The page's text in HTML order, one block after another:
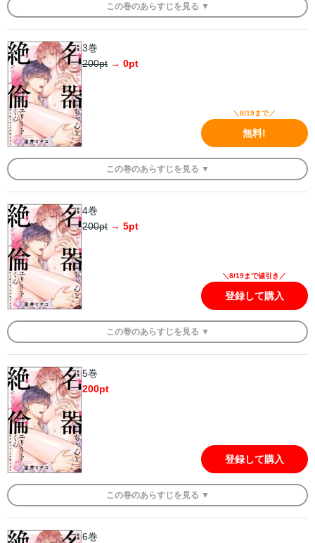
この巻のあらすじを 見る ▼
3巻
200pt → 0pt
＼8/19まで／
無料!
この巻のあらすじを 見る ▼
4巻
200pt → 5pt
＼8/19まで値引き／
登録して購入
この巻のあらすじを 見る ▼
5巻
200pt
登録して購入
この巻のあらすじを 見る ▼
6巻